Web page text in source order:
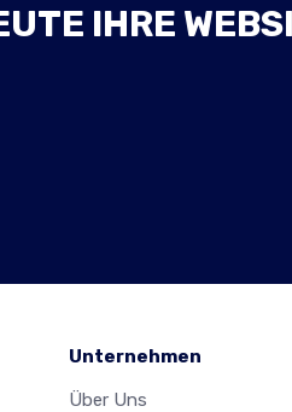
IHRE
Unternehmen
Über Uns